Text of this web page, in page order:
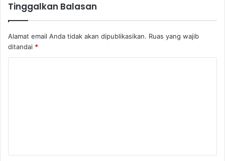
Tinggalkan Balasan
Alamat email Anda tidak akan dipublikasikan. Ruas yang wajib
ditandai *
a